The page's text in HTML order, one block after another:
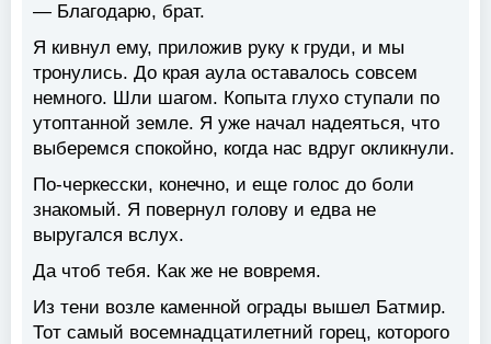
— Благодарю, брат.
Я кивнул ему, приложив руку к груди, и мы
тронулись. До края аула оставалось совсем
немного. Шли шагом. Копыта глухо ступали по
утоптанной земле. Я уже начал надеяться, что
выберемся спокойно, когда нас вдруг окликнули.
По-черкесски, конечно, и еще голос до боли
знакомый. Я повернул голову и едва не
выругался вслух.
Да чтоб тебя. Как же не вовремя.
Из тени возле каменной ограды вышел Батмир.
Тот самый восемнадцатилетний горец, которого